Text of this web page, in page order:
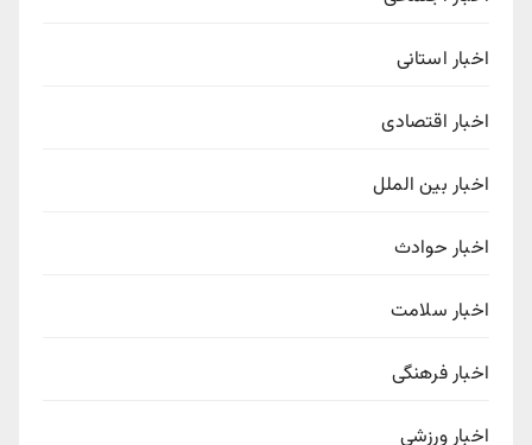
اخبار استانی
اخبار اقتصادی
اخبار بین الملل
اخبار حوادث
اخبار سلامت
اخبار فرهنگی
اخبار ورزشی